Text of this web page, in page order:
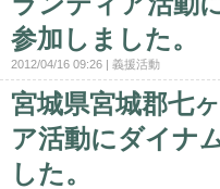
参加しました。
2012/04/16 09:26 義援活動
宮城県宮城郡七
ア活動にダイナ
した。